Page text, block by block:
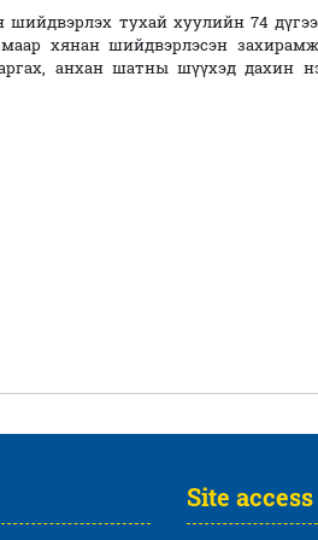
тухай хуулийн 74
хянан шийдвэрлэсэн
анхан шатны шүүхэд дахин
Site access